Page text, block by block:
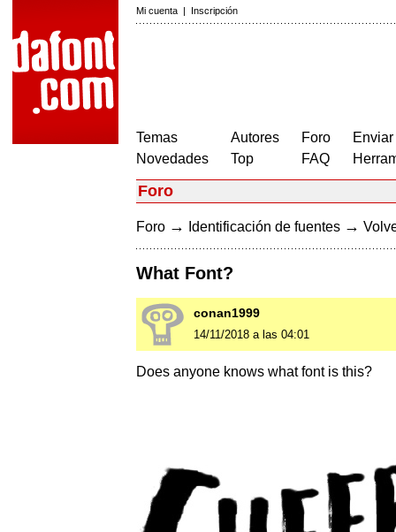
Mi cuenta | Inscripción
Temas
Novedades
Autores
Top
Foro
FAQ
Foro
Foro → Identificación de fuentes →
What Font?
conan1999
14/11/2018 a las 04:01
Does anyone knows what font is this?